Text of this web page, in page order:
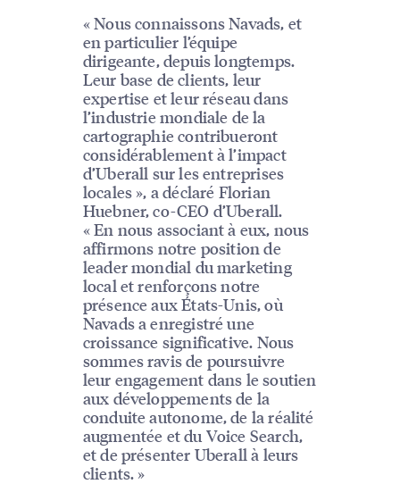
« Nous connaissons Navads, et
en particulier l’équipe
dirigeante, depuis longtemps.
Leur base de clients, leur
expertise et leur réseau dans
l’industrie mondiale de la
cartographie contribueront
considérablement à l’impact
d’Uberall sur les entreprises
locales », a déclaré Florian
Huebner, co-CEO d’Uberall.
« En nous associant à eux, nous
affirmons notre position de
leader mondial du marketing
local et renforçons notre
présence aux États-Unis, où
Navads a enregistré une
croissance significative. Nous
sommes ravis de poursuivre
leur engagement dans le soutien
aux développements de la
conduite autonome, de la réalité
augmentée et du Voice Search,
et de présenter Uberall à leurs
clients. »